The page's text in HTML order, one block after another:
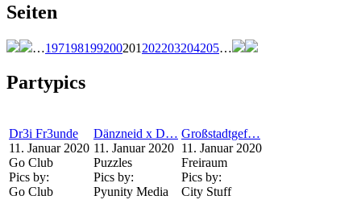
Seiten
…197198199200201 202203204205…
Partypics
Dr3i Fr3unde
11. Januar 2020
Go Club
Pics by:
Go Club
Dänzneid x D…
11. Januar 2020
Puzzles
Pics by:
Pyunity Media
Großstadtgef…
11. Januar 2020
Freiraum
Pics by:
City Stuff